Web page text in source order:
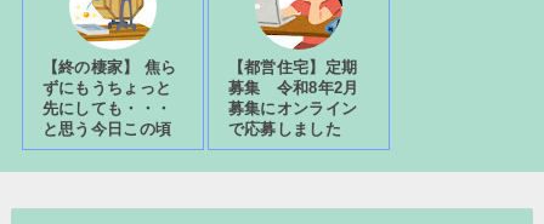
【終の棲家】 焦ら
ずにもうちょっと
先にしても・・・
と思う今日この頃
【都営住宅】定期
募集 令和8年2月
募集にオンライン
で応募しました